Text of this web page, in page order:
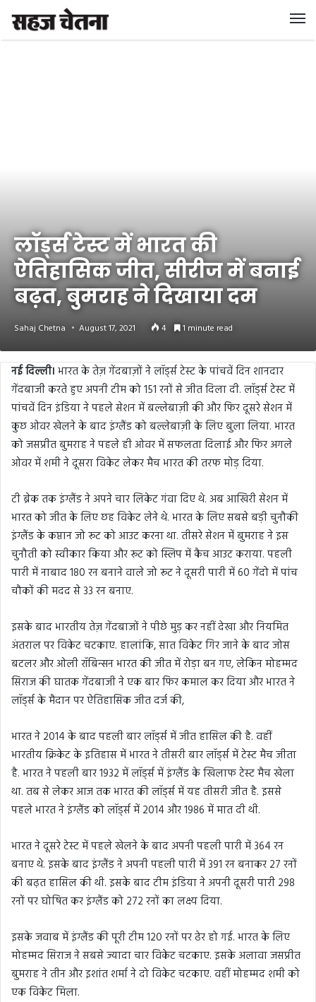
लॉर्ड्स टेस्ट में भारत की
ऐतिहासिक जीत, सीरीज में बनाई
बढ़त, बुमराह ने दिखाया दम
Sahaj Chetna August 17, 2021 4 1 minute read
नई दिल्ली। भारत के तेज़ गेंदबाज़ों ने लॉर्ड्स टेस्ट के पांचवें दिन शानदार
गेंदबाजी करते हुए अपनी टीम को 151 रनों से जीत दिला दी. लॉर्ड्स टेस्ट में
पांचवें दिन इंडिया ने पहले सेशन में बल्लेबाज़ी की और फिर दूसरे सेशन में
कुछ ओवर खेलने के बाद इंग्लैंड को बल्लेबाज़ी के लिए बुला लिया. भारत
को जसप्रीत बुमराह ने पहले ही ओवर में सफलता दिलाई और फिर अगले
ओवर में शमी ने दूसरा विकेट लेकर मैच भारत की तरफ मोड़ दिया.
टी ब्रेक तक इंग्लैंड ने अपने चार लिकेट गंवा दिए थे. अब आखिरी सेशन में
भारत को जीत के लिए छह विकेट लेने थे. भारत के लिए सबसे बड़ी चुनौकी
इंग्लैंड के कप्तान जो रूट को आउट करना था. तीसरे सेशन में बुमराह ने इस
चुनौती को स्वीकार किया और रूट को स्लिप में कैच आउट कराया. पहली
पारी में नाबाद 180 रन बनाने वाले जो रूट ने दूसरी पारी में 60 गेंदो में पांच
चौकों की मदद से 33 रन बनाए.
इसके बाद भारतीय तेज़ गेंदबाजों ने पीछे मुड़ कर नहीं देखा और नियमित
अंतराल पर विकेट चटकाए. हालांकि, सात विकेट गिर जाने के बाद जोस
बटलर और ओली रॉबिन्सन भारत की जीत में रोड़ा बन गए, लेकिन मोहम्मद
सिराज की घातक गेंदबाजी ने एक बार फिर कमाल कर दिया और भारत ने
लॉर्ड्स के मैदान पर ऐतिहासिक जीत दर्ज की,
भारत ने 2014 के बाद पहली बार लॉर्ड्स में जीत हासिल की है. वहीं
भारतीय क्रिकेट के इतिहास में भारत ने तीसरी बार लॉर्ड्स में टेस्ट मैच जीता
है. भारत ने पहली बार 1932 में लॉर्ड्स में इंग्लैंड के खिलाफ टेस्ट मैच खेला
था. तब से लेकर आज तक भारत की लॉर्ड्स में यह तीसरी जीत है. इससे
पहले भारत ने इंग्लैंड को लॉर्ड्स में 2014 और 1986 में मात दी थी.
भारत ने दूसरे टेस्ट में पहले खेलने के बाद अपनी पहली पारी में 364 रन
बनाए थे. इसके बाद इंग्लैंड ने अपनी पहली पारी में 391 रन बनाकर 27 रनों
की बढ़त हासिल की थी. इसके बाद टीम इंडिया ने अपनी दूसरी पारी 298
रनों पर घोषित कर इंग्लैंड को 272 रनों का लक्ष्य दिया.
इसके जवाब में इंग्लैंड की पूरी टीम 120 रनों पर ढेर हो गई. भारत के लिए
मोहम्मद सिराज ने सबसे ज्यादा चार विकेट चटकाए. इसके अलावा जसप्रीत
बुमराह ने तीन और इशांत शर्मा ने दो विकेट चटकाए. वहीं मोहम्मद शमी को
एक विकेट मिला.